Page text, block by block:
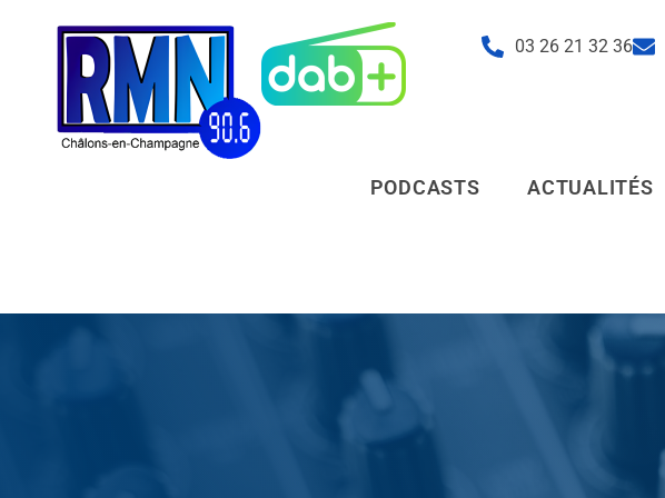
03 26 21 32 36
PODCASTS ACTUALITÉS